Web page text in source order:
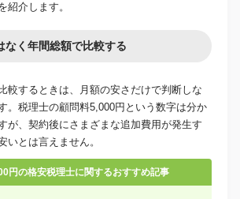
紹介します。
なく年間総額で比較する
較するときは、月額の安さだけで判断しな
。税理士の顧問料5,000円という数字は分か
が、契約後にさまざまな追加費用が発生す
いとは言えません。
円の格安税理士に関するおすすめ記事